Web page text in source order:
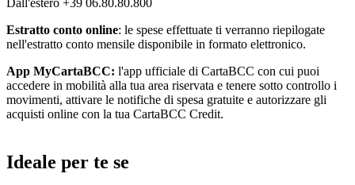
Dall'estero +39 06.80.80.800
Estratto conto online: le spese effettuate ti verranno riepilogate
nell'estratto conto mensile disponibile in formato elettronico.
App MyCartaBCC: l'app ufficiale di CartaBCC con cui puoi
accedere in mobilità alla tua area riservata e tenere sotto controllo i
movimenti, attivare le notifiche di spesa gratuite e autorizzare gli
acquisti online con la tua CartaBCC Credit.
Ideale per te se